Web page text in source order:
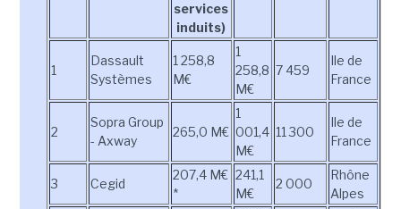
services
induits)
1
Dassault
Systèmes
1 258,8
M€
1
258,8
M€
7 459
Ile de
France
2
Sopra Group
- Axway
265,0 M€
1
001,4
M€
11 300
Ile de
France
3 Cegid
207,4 M€
*
241,1
M€
2 000
Rhône
Alpes